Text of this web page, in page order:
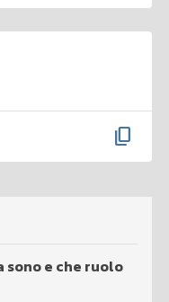
content_copy
sono e che ruolo